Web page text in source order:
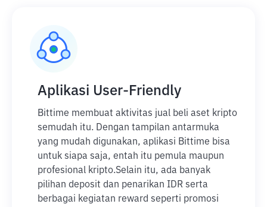
Aplikasi User-Friendly
Bittime membuat aktivitas jual beli aset kripto
semudah itu. Dengan tampilan antarmuka
yang mudah digunakan, aplikasi Bittime bisa
untuk siapa saja, entah itu pemula maupun
profesional kripto.Selain itu, ada banyak
pilihan deposit dan penarikan IDR serta
berbagai kegiatan reward seperti promosi